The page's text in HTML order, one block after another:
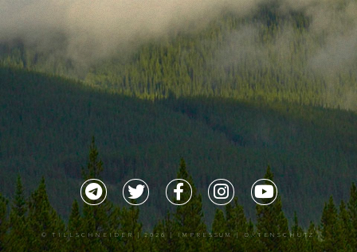
©TILLSCHNEIDER | 2026 |IMPRESSUM |DATENSCHUTZ